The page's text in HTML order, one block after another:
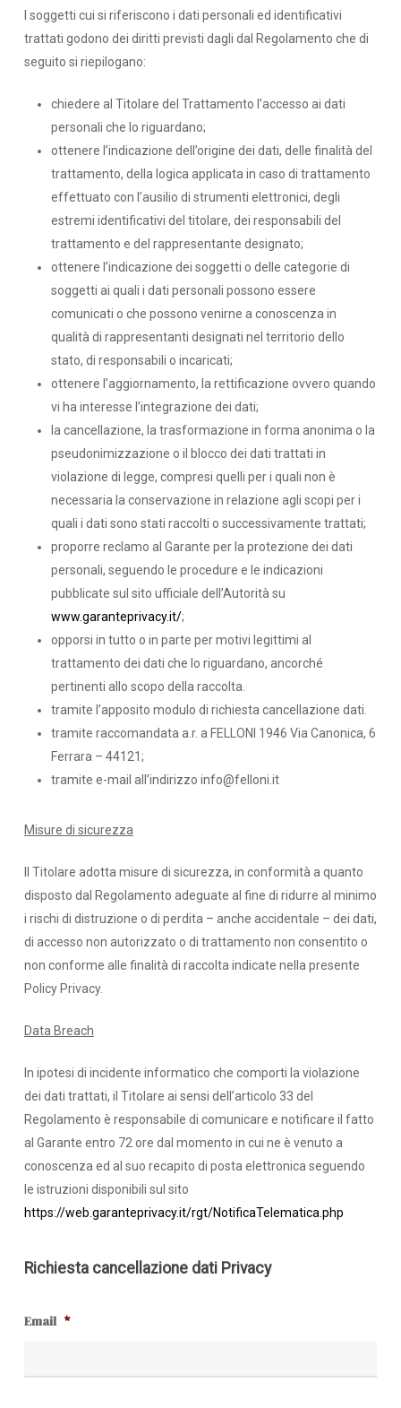
I soggetti cui si riferiscono i dati personali ed identificativi
trattati godono dei diritti previsti dagli dal Regolamento che di
seguito si riepilogano:
chiedere al Titolare del Trattamento l’accesso ai dati
personali che lo riguardano;
ottenere l’indicazione dell’origine dei dati, delle finalità del
trattamento, della logica applicata in caso di trattamento
effettuato con l’ausilio di strumenti elettronici, degli
estremi identificativi del titolare, dei responsabili del
trattamento e del rappresentante designato;
ottenere l’indicazione dei soggetti o delle categorie di
soggetti ai quali i dati personali possono essere
comunicati o che possono venirne a conoscenza in
qualità di rappresentanti designati nel territorio dello
stato, di responsabili o incaricati;
ottenere l’aggiornamento, la rettificazione ovvero quando
vi ha interesse l’integrazione dei dati;
la cancellazione, la trasformazione in forma anonima o la
pseudonimizzazione o il blocco dei dati trattati in
violazione di legge, compresi quelli per i quali non è
necessaria la conservazione in relazione agli scopi per i
quali i dati sono stati raccolti o successivamente trattati;
proporre reclamo al Garante per la protezione dei dati
personali, seguendo le procedure e le indicazioni
pubblicate sul sito ufficiale dell’Autorità su
www.garanteprivacy.it/;
opporsi in tutto o in parte per motivi legittimi al
trattamento dei dati che lo riguardano, ancorché
pertinenti allo scopo della raccolta.
tramite l’apposito modulo di richiesta cancellazione dati.
tramite raccomandata a.r. a FELLONI 1946 Via Canonica, 6
Ferrara – 44121;
tramite e-mail all’indirizzo info@felloni.it
Misure di sicurezza
Il Titolare adotta misure di sicurezza, in conformità a quanto
disposto dal Regolamento adeguate al fine di ridurre al minimo
i rischi di distruzione o di perdita – anche accidentale – dei dati,
di accesso non autorizzato o di trattamento non consentito o
non conforme alle finalità di raccolta indicate nella presente
Policy Privacy.
Data Breach
In ipotesi di incidente informatico che comporti la violazione
dei dati trattati, il Titolare ai sensi dell’articolo 33 del
Regolamento è responsabile di comunicare e notificare il fatto
al Garante entro 72 ore dal momento in cui ne è venuto a
conoscenza ed al suo recapito di posta elettronica seguendo
le istruzioni disponibili sul sito
https://web.garanteprivacy.it/rgt/NotificaTelematica.php
Richiesta cancellazione dati Privacy
Email *